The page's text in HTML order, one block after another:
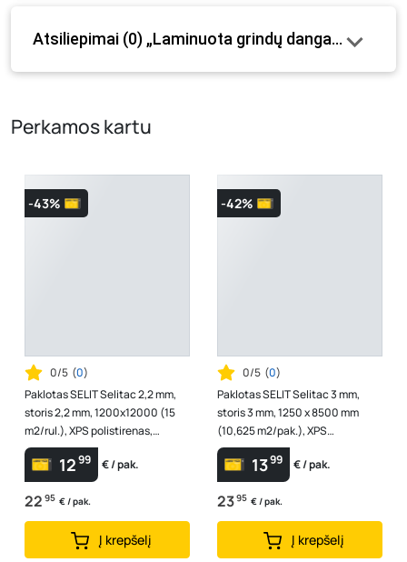
internetinėje parduotuvėje bei fizinėse parduotuvėse
kaina, kuri galioja pirkimo metu.
Atsiliepimai (0) „Laminuota grindų danga
Perkamos kartu
-43%
0/5 (0)
Paklotas SELIT Selitac 2,2 mm,
storis 2,2 mm, 1200x12000 (15
m2/rul.), XPS polistirenas,
Išlygina nelygumus iki 1mm, in...
1299 € / pak.
22 95 € / pak.
Į krepšelį
-42%
0/5 (0)
Paklotas SELIT Selitac 3 mm,
storis 3 mm, 1250 x 8500 mm
(10,625 m2/pak.), XPS
polistirenas, išlygina grindų
pagrindo n...
1399 € / pak.
2395 € / pak.
Į krepšelį